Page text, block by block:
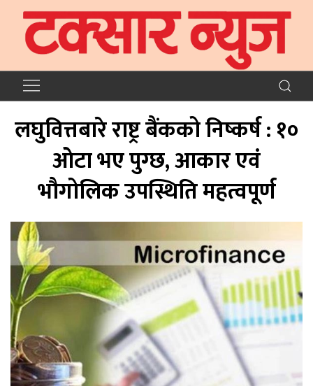
लघुवित्तबारे राष्ट्र बैंकको निष्कर्ष : १०
ओटा भए पुग्छ, आकार एवं
भौगोलिक उपस्थिति महत्वपूर्ण